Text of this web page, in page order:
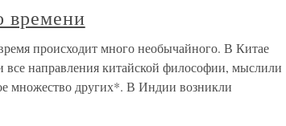
времени
происходит много необычайного. В Китае
направления китайской философии, мыслили
множество других*. В Индии возникли